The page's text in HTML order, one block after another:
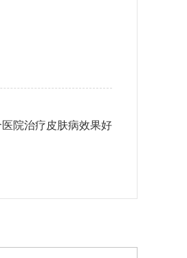
院治疗皮肤病效果好